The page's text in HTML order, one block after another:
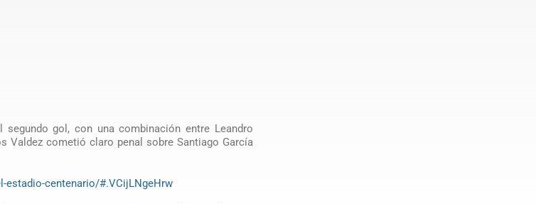
gol, con una combinación entre Leandro
Valdez cometió claro penal sobre Santiago García
estadio-centenario/#.VCijLNgeHrw